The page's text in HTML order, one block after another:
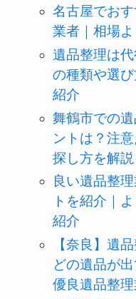
名古屋でお
業者｜相場
遺品整理は
の種類や選
紹介
舞鶴市での
ントは？注
探し方を解説
良い遺品整
トを紹介｜
紹介
【奈良】遺
どの遺品が
優良遺品整